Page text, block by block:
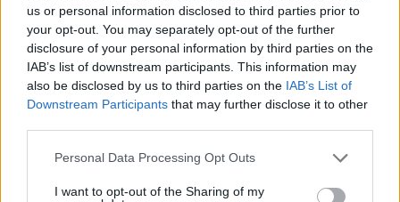
us or personal information disclosed to third parties prior to
your opt-out. You may separately opt-out of the further
disclosure of your personal information by third parties on the
IAB’s list of downstream participants. This information may
also be disclosed by us to third parties on the IAB’s List of
Downstream Participants that may further disclose it to other
Please note that this website/app uses one or more Google
not limited to your visit or usage behaviour. You may click to
Personal Data Processing Opt Outs
I want to opt-out of the Sharing of my
«Τα έχω χάσει όλα»: Συντετριμμένος ο πατέρας
και σύζυγος των θυμάτων στο τροχαίο στις
Σέρρες
07.08.2026, 14:57